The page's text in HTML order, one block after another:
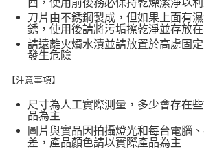
西，使用前後務必保持乾燥潔淨以
刀片由不銹鋼製成，但如果上面有
銹，使用後請將污垢擦乾淨並存放
請遠離火燭水漬並請放置於高處固
發生危險
【注意事項】
尺寸為人工實際測量，多少會存在
品為主
圖片與實品因拍攝燈光和每台電腦
差，產品顏色請以實際產品為主